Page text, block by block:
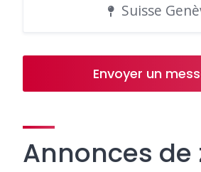
Suisse
Envoyer un
Annonces de